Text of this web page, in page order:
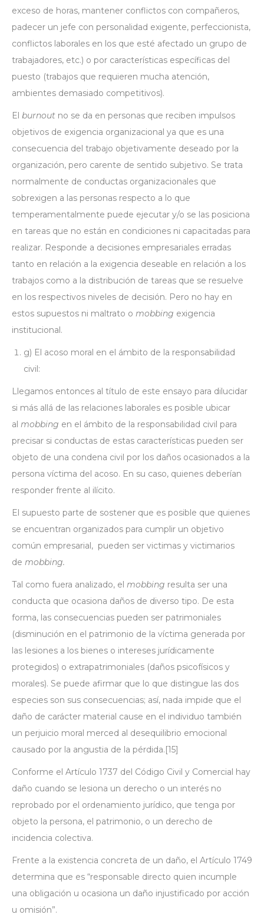
exceso de horas, mantener conflictos con compañeros,
padecer un jefe con personalidad exigente, perfeccionista,
conflictos laborales en los que esté afectado un grupo de
trabajadores, etc.) o por características específicas del
puesto (trabajos que requieren mucha atención,
ambientes demasiado competitivos).
El burnout no se da en personas que reciben impulsos
objetivos de exigencia organizacional ya que es una
consecuencia del trabajo objetivamente deseado por la
organización, pero carente de sentido subjetivo. Se trata
normalmente de conductas organizacionales que
sobrexigen a las personas respecto a lo que
temperamentalmente puede ejecutar y/o se las posiciona
en tareas que no están en condiciones ni capacitadas para
realizar. Responde a decisiones empresariales erradas
tanto en relación a la exigencia deseable en relación a los
trabajos como a la distribución de tareas que se resuelve
en los respectivos niveles de decisión. Pero no hay en
estos supuestos ni maltrato o mobbing exigencia
institucional.
g) El acoso moral en el ámbito de la responsabilidad
civil:
Llegamos entonces al título de este ensayo para dilucidar
si más allá de las relaciones laborales es posible ubicar
al mobbing en el ámbito de la responsabilidad civil para
precisar si conductas de estas características pueden ser
objeto de una condena civil por los daños ocasionados a la
persona víctima del acoso. En su caso, quienes deberían
responder frente al ilícito.
El supuesto parte de sostener que es posible que quienes
se encuentran organizados para cumplir un objetivo
común empresarial, pueden ser victimas y victimarios
de mobbing.
Tal como fuera analizado, el mobbing resulta ser una
conducta que ocasiona daños de diverso tipo. De esta
forma, las consecuencias pueden ser patrimoniales
(disminución en el patrimonio de la víctima generada por
las lesiones a los bienes o intereses jurídicamente
protegidos) o extrapatrimoniales (daños psicofísicos y
morales). Se puede afirmar que lo que distingue las dos
especies son sus consecuencias; así, nada impide que el
daño de carácter material cause en el individuo también
un perjuicio moral merced al desequilibrio emocional
causado por la angustia de la pérdida.[15]
Conforme el Artículo 1737 del Código Civil y Comercial hay
daño cuando se lesiona un derecho o un interés no
reprobado por el ordenamiento jurídico, que tenga por
objeto la persona, el patrimonio, o un derecho de
incidencia colectiva.
Frente a la existencia concreta de un daño, el Artículo 1749
determina que es “responsable directo quien incumple
una obligación u ocasiona un daño injustificado por acción
u omisión”.